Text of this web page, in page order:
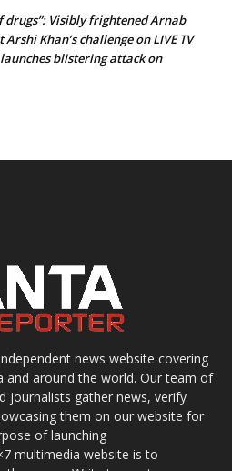
drugs”: Visibly frightened Arnab
Khan’s challenge on LIVE TV
blistering attack on
news website covering
and around the world. Our team of
journalists gather news, verify
them on our website for
of launching
multimedia website is to